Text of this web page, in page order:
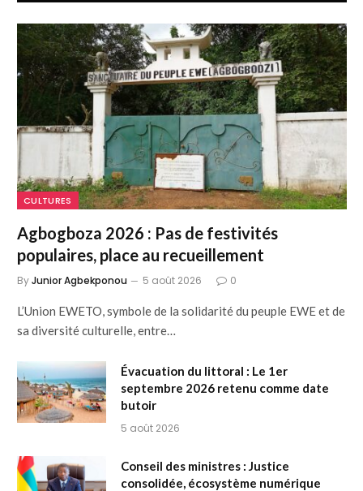
CULTURES
Agbogboza 2026 : Pas de festivités
populaires, place au recueillement
ByJunior Agbekponou 5 août 2026 0
L’Union EWETO, symbole de la solidarité du peuple EWE et de
sa diversité culturelle, entre…
Évacuation du littoral : Le 1er
septembre 2026 retenu comme date
butoir
5 août 2026
Conseil des ministres : Justice
consolidée, écosystème numérique